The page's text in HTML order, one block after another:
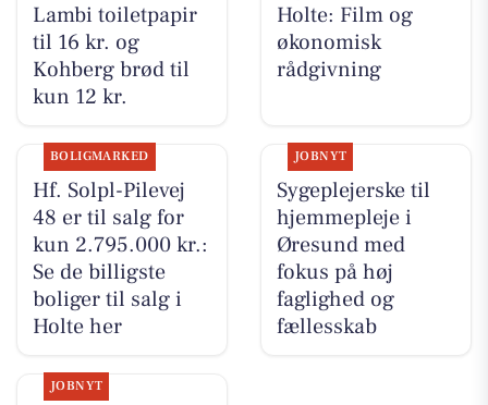
Lambi toiletpapir
til 16 kr. og
Kohberg brød til
kun 12 kr.
Holte: Film og
økonomisk
rådgivning
BOLIGMARKED
Hf. Solpl-Pilevej
48 er til salg for
kun 2.795.000 kr.:
Se de billigste
boliger til salg i
Holte her
JOBNYT
Sygeplejerske til
hjemmepleje i
Øresund med
fokus på høj
faglighed og
fællesskab
JOBNYT